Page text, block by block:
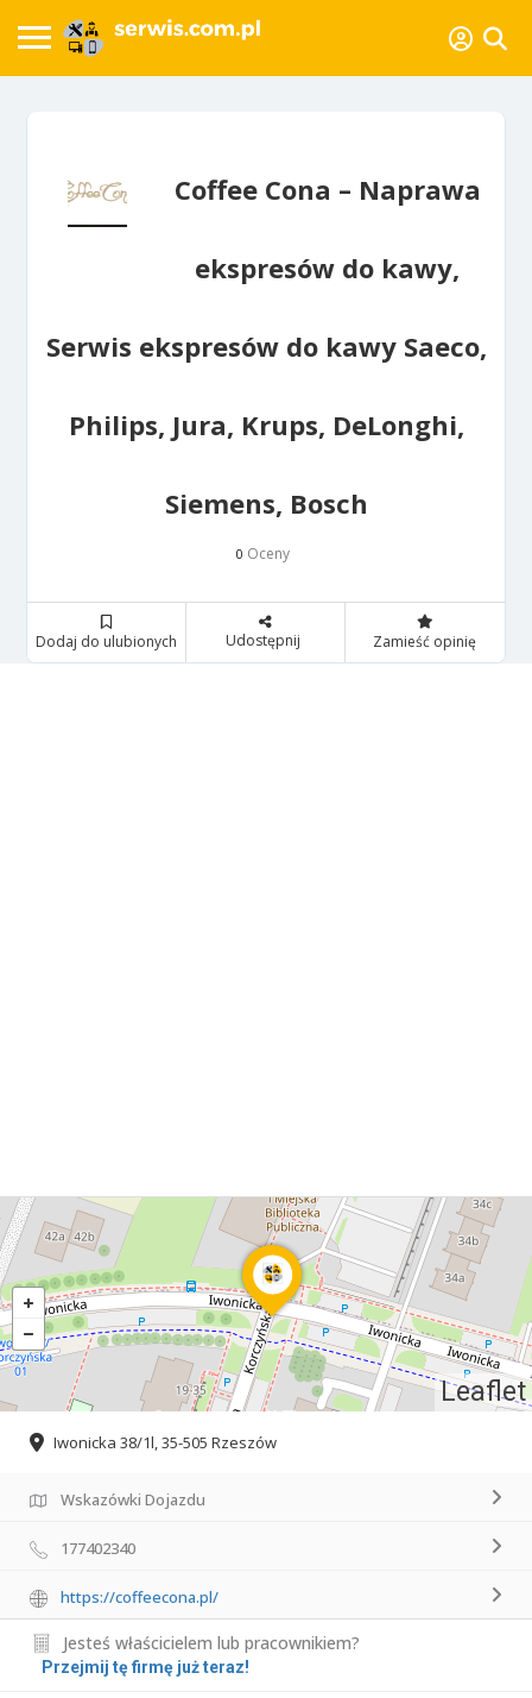
Coffee Cona – Naprawa
ekspresów do kawy,
Serwis ekspresów do kawy Saeco,
Philips, Jura, Krups, DeLonghi,
Siemens, Bosch
0 Oceny
Dodaj do ulubionych Udostępnij Zamieść opinię
Leaflet
Iwonicka 38/1l, 35-505 Rzeszów
Wskazówki Dojazdu
177402340
https://coffeecona.pl/
Jesteś właścicielem lub pracownikiem?
Przejmij tę firmę już teraz!